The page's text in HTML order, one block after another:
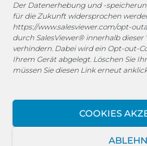
Der Datenerhebung und -
für die Zukunft widersprochen
https://www.salesviewer.com/opt-out
durch SalesViewer® innerhalb dieser
verhindern. Dabei wird ein Opt-out-
Ihrem Gerät abgelegt. Löschen Sie
müssen Sie diesen Link erneut
COOKIES
Haftungsansprüche gegen
Schäden materieller oder
die Nutzung oder
Informationen bzw. durch die
unvollständiger
grundsätzlich ausgeschlossen,
Verschulden vorliegt. Alle
unverbindlich. MEGASOFT® IT
vor, Teile der Seiten oder
gesonderte Ankündigung zu